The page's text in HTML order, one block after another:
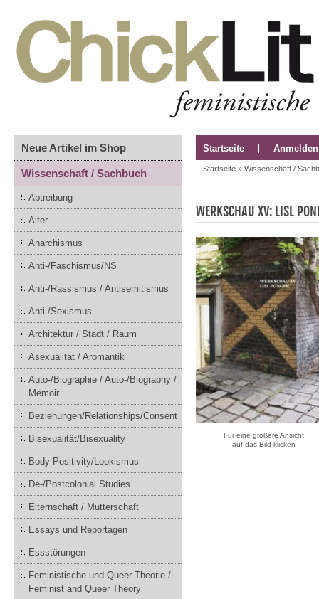
Neue Artikel im Shop
Wissenschaft / Sachbuch
Abtreibung
Alter
Anarchismus
Anti-/Faschismus/NS
Anti-/Rassismus / Antisemitismus
Anti-/Sexismus
Architektur / Stadt / Raum
Asexualität / Aromantik
Auto-/Biographie / Auto-/Biography /
Memoir
Beziehungen/Relationships/Consent
Bisexualität/Bisexuality
Body Positivity/Lookismus
De-/Postcolonial Studies
Elternschaft / Mutterschaft
Essays und Reportagen
Essstörungen
Feministische und Queer-Theorie /
Feminist and Queer Theory
Startseite Anmelden
Startseite » Wissenschaft /
WERKSCHAU XV: LISL
Für eine größere Ansicht
auf das Bild klicken